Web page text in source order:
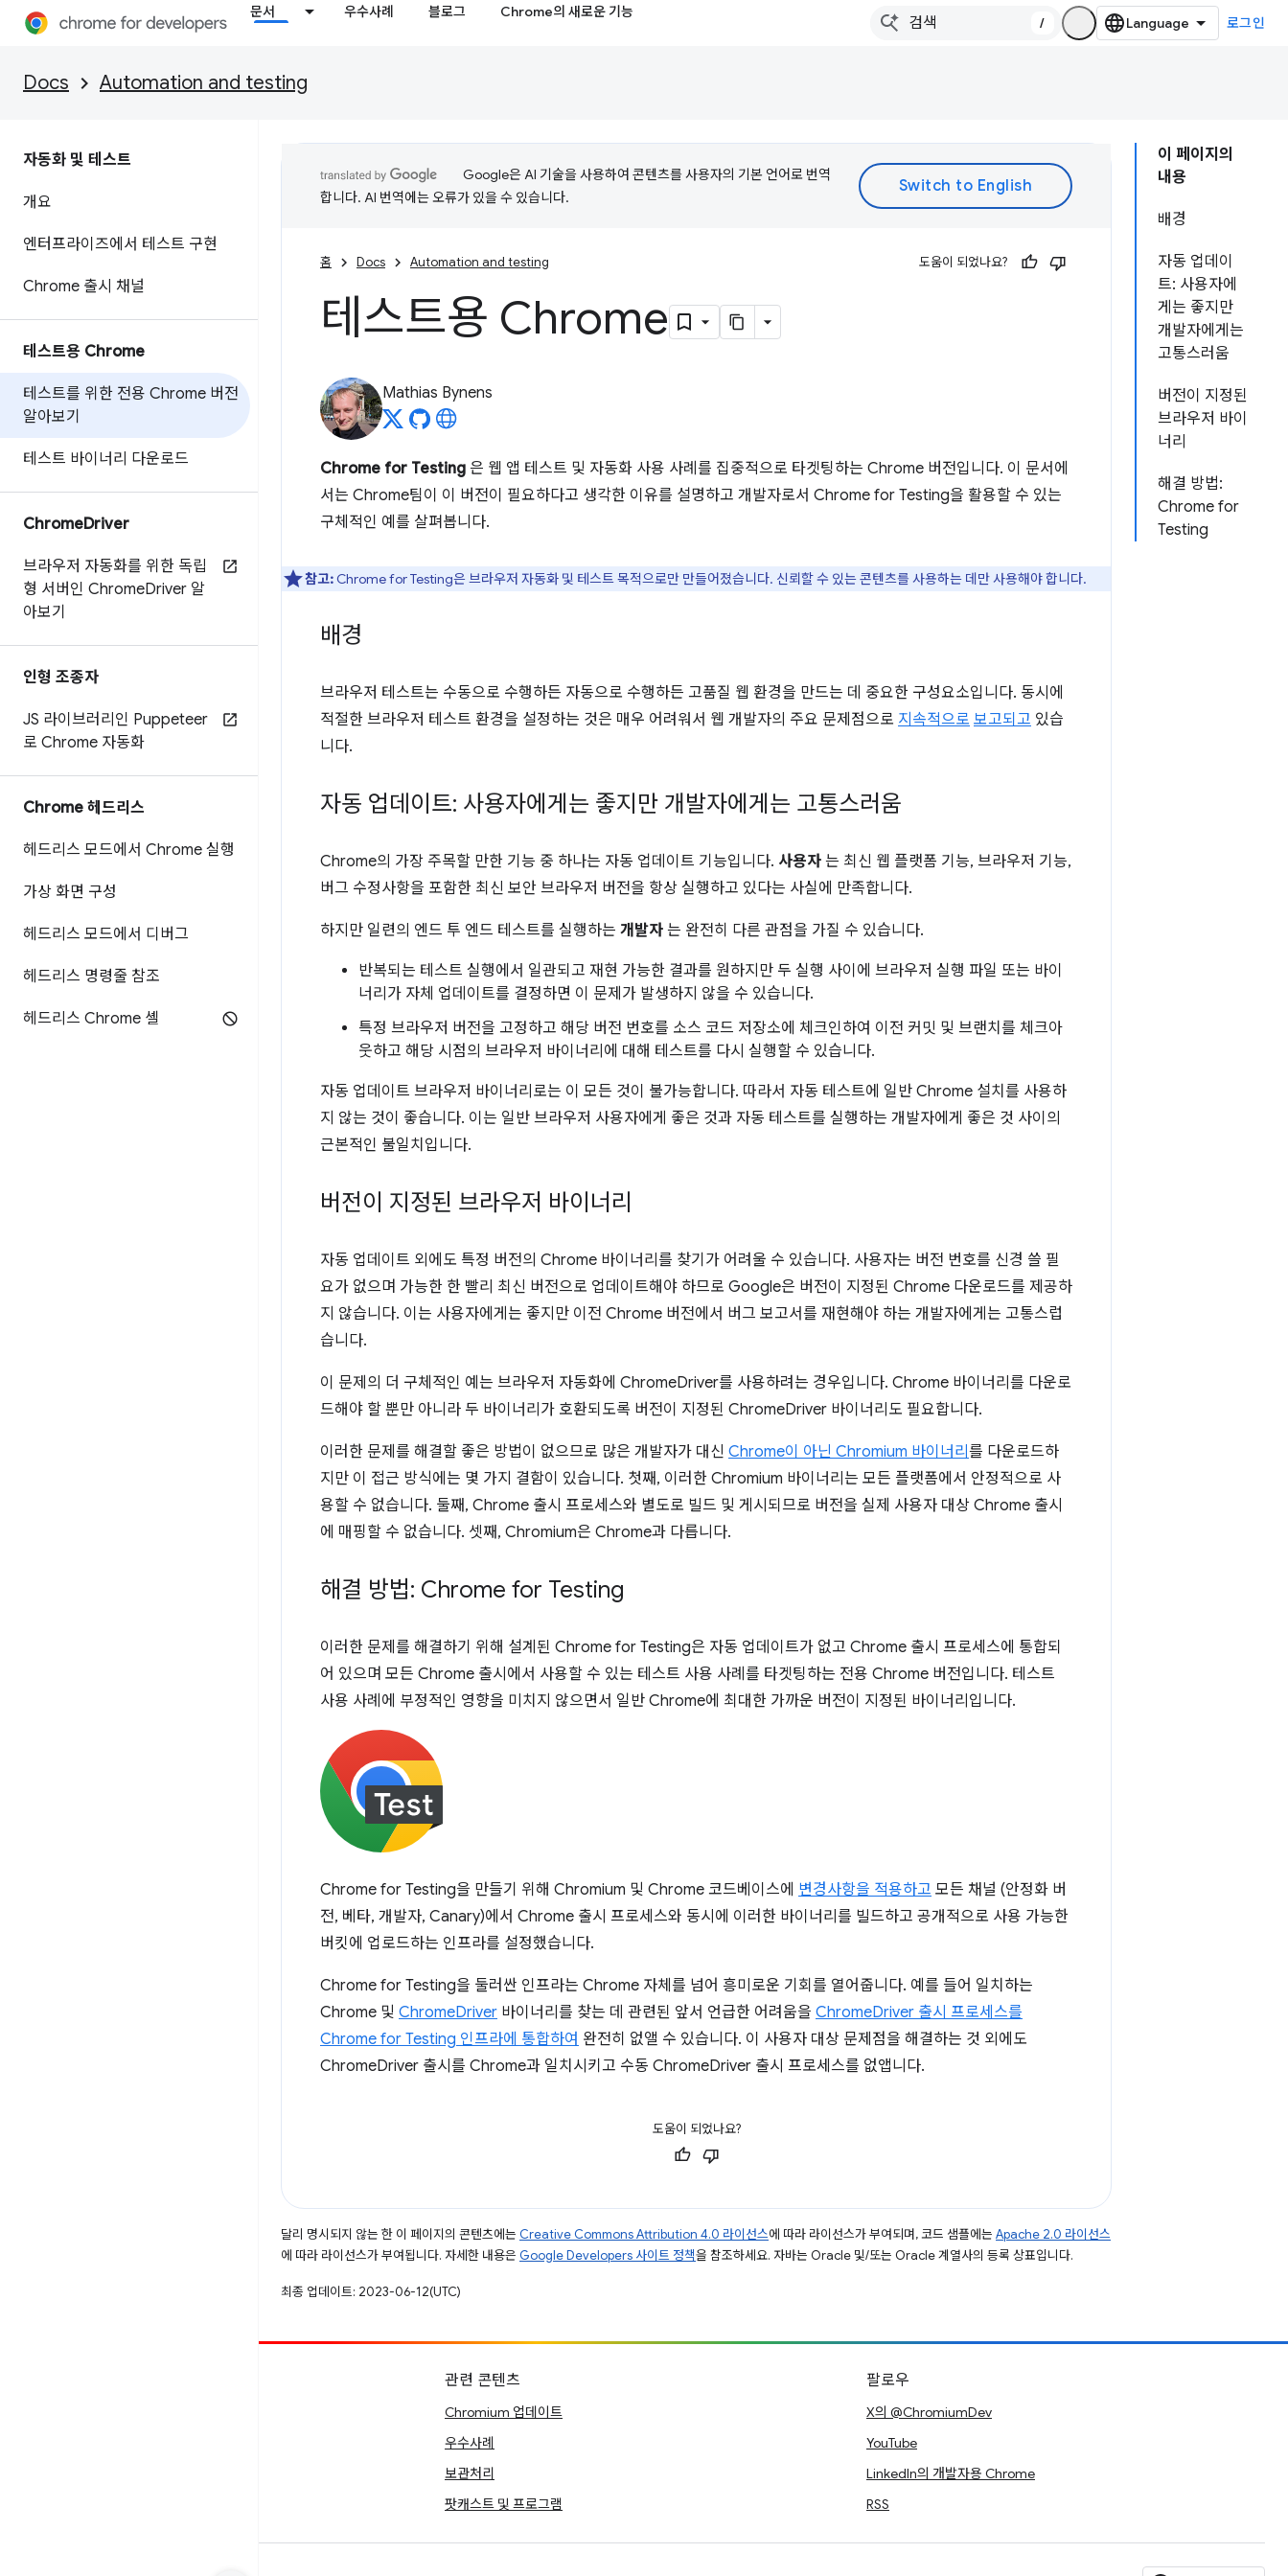
문서 우수사례 블로그 Chrome의 새로운 기능
/ 로그인
Docs Automation and testing
자동화 및 테스트
개요
엔터프라이즈에서 테스트 구현
Chrome 출시 채널
테스트용 Chrome
테스트를 위한 전용 Chrome 버전
알아보기
테스트 바이너리 다운로드
ChromeDriver
브라우저 자동화를 위한 독립
형 서버인 ChromeDriver 알
아보기
인형 조종자
JS 라이브러리인 Puppeteer
로 Chrome 자동화
Chrome 헤드리스
헤드리스 모드에서 Chrome 실행
가상 화면 구성
헤드리스 모드에서 디버그
헤드리스 명령줄 참조
헤드리스 Chrome 셸
이 페이지의
내용
배경
자동 업데이
트: 사용자에
게는 좋지만
개발자에게는
고통스러움
버전이 지정된
브라우저 바이
너리
해결 방법:
Chrome for
Testing
Google은 AI 기술을 사용하여 콘텐츠를 사용자의 기본 언어로 번역
합니다. AI 번역에는 오류가 있을 수 있습니다.
홈 Docs Automation and testing 도움이 되었나요?
테스트용 Chrome
Mathias Bynens
Chrome for Testing 은 웹 앱 테스트 및 자동화 사용 사례를 집중적으로 타겟팅하는 Chrome 버전입니다. 이 문서에
서는 Chrome팀이 이 버전이 필요하다고 생각한 이유를 설명하고 개발자로서 Chrome for Testing을 활용할 수 있는
구체적인 예를 살펴봅니다.
참고: Chrome for Testing은 브라우저 자동화 및 테스트 목적으로만 만들어졌습니다. 신뢰할 수 있는 콘텐츠를 사용하는 데만 사용해야 합니다.
배경
브라우저 테스트는 수동으로 수행하든 자동으로 수행하든 고품질 웹 환경을 만드는 데 중요한 구성요소입니다. 동시에
적절한 브라우저 테스트 환경을 설정하는 것은 매우 어려워서 웹 개발자의 주요 문제점으로 지속적으로 보고되고 있습
니다.
자동 업데이트: 사용자에게는 좋지만 개발자에게는 고통스러움
Chrome의 가장 주목할 만한 기능 중 하나는 자동 업데이트 기능입니다. 사용자 는 최신 웹 플랫폼 기능, 브라우저 기능,
버그 수정사항을 포함한 최신 보안 브라우저 버전을 항상 실행하고 있다는 사실에 만족합니다.
하지만 일련의 엔드 투 엔드 테스트를 실행하는 개발자 는 완전히 다른 관점을 가질 수 있습니다.
반복되는 테스트 실행에서 일관되고 재현 가능한 결과를 원하지만 두 실행 사이에 브라우저 실행 파일 또는 바이
너리가 자체 업데이트를 결정하면 이 문제가 발생하지 않을 수 있습니다.
특정 브라우저 버전을 고정하고 해당 버전 번호를 소스 코드 저장소에 체크인하여 이전 커밋 및 브랜치를 체크아
웃하고 해당 시점의 브라우저 바이너리에 대해 테스트를 다시 실행할 수 있습니다.
자동 업데이트 브라우저 바이너리로는 이 모든 것이 불가능합니다. 따라서 자동 테스트에 일반 Chrome 설치를 사용하
지 않는 것이 좋습니다. 이는 일반 브라우저 사용자에게 좋은 것과 자동 테스트를 실행하는 개발자에게 좋은 것 사이의
근본적인 불일치입니다.
버전이 지정된 브라우저 바이너리
자동 업데이트 외에도 특정 버전의 Chrome 바이너리를 찾기가 어려울 수 있습니다. 사용자는 버전 번호를 신경 쓸 필
요가 없으며 가능한 한 빨리 최신 버전으로 업데이트해야 하므로 Google은 버전이 지정된 Chrome 다운로드를 제공하
지 않습니다. 이는 사용자에게는 좋지만 이전 Chrome 버전에서 버그 보고서를 재현해야 하는 개발자에게는 고통스럽
습니다.
이 문제의 더 구체적인 예는 브라우저 자동화에 ChromeDriver를 사용하려는 경우입니다. Chrome 바이너리를 다운로
드해야 할 뿐만 아니라 두 바이너리가 호환되도록 버전이 지정된 ChromeDriver 바이너리도 필요합니다.
이러한 문제를 해결할 좋은 방법이 없으므로 많은 개발자가 대신 Chrome이 아닌 Chromium 바이너리 를 다운로드하
지만 이 접근 방식에는 몇 가지 결함이 있습니다. 첫째, 이러한 Chromium 바이너리는 모든 플랫폼에서 안정적으로 사
용할 수 없습니다. 둘째, Chrome 출시 프로세스와 별도로 빌드 및 게시되므로 버전을 실제 사용자 대상 Chrome 출시
에 매핑할 수 없습니다. 셋째, Chromium은 Chrome과 다릅니다.
해결 방법: Chrome for Testing
이러한 문제를 해결하기 위해 설계된 Chrome for Testing은 자동 업데이트가 없고 Chrome 출시 프로세스에 통합되
어 있으며 모든 Chrome 출시에서 사용할 수 있는 테스트 사용 사례를 타겟팅하는 전용 Chrome 버전입니다. 테스트
사용 사례에 부정적인 영향을 미치지 않으면서 일반 Chrome에 최대한 가까운 버전이 지정된 바이너리입니다.
Chrome for Testing을 만들기 위해 Chromium 및 Chrome 코드베이스에 변경사항을 적용하고 모든 채널 (안정화 버
전, 베타, 개발자, Canary)에서 Chrome 출시 프로세스와 동시에 이러한 바이너리를 빌드하고 공개적으로 사용 가능한
버킷에 업로드하는 인프라를 설정했습니다.
Chrome for Testing을 둘러싼 인프라는 Chrome 자체를 넘어 흥미로운 기회를 열어줍니다. 예를 들어 일치하는
Chrome 및 ChromeDriver 바이너리를 찾는 데 관련된 앞서 언급한 어려움을 ChromeDriver 출시 프로세스를
Chrome for Testing 인프라에 통합하여 완전히 없앨 수 있습니다. 이 사용자 대상 문제점을 해결하는 것 외에도
ChromeDriver 출시를 Chrome과 일치시키고 수동 ChromeDriver 출시 프로세스를 없앱니다.
도움이 되었나요?
달리 명시되지 않는 한 이 페이지의 콘텐츠에는 Creative Commons Attribution 4.0 라이선스에 따라 라이선스가 부여되며, 코드 샘플에는 Apache 2.0 라이선스
에 따라 라이선스가 부여됩니다. 자세한 내용은 Google Developers 사이트 정책을 참조하세요. 자바는 Oracle 및/또는 Oracle 계열사의 등록 상표입니다.
최종 업데이트: 2023-06-12(UTC)
관련 콘텐츠
Chromium 업데이트
우수사례
보관처리
팟캐스트 및 프로그램
팔로우
X의 @ChromiumDev
YouTube
LinkedIn의 개발자용 Chrome
RSS